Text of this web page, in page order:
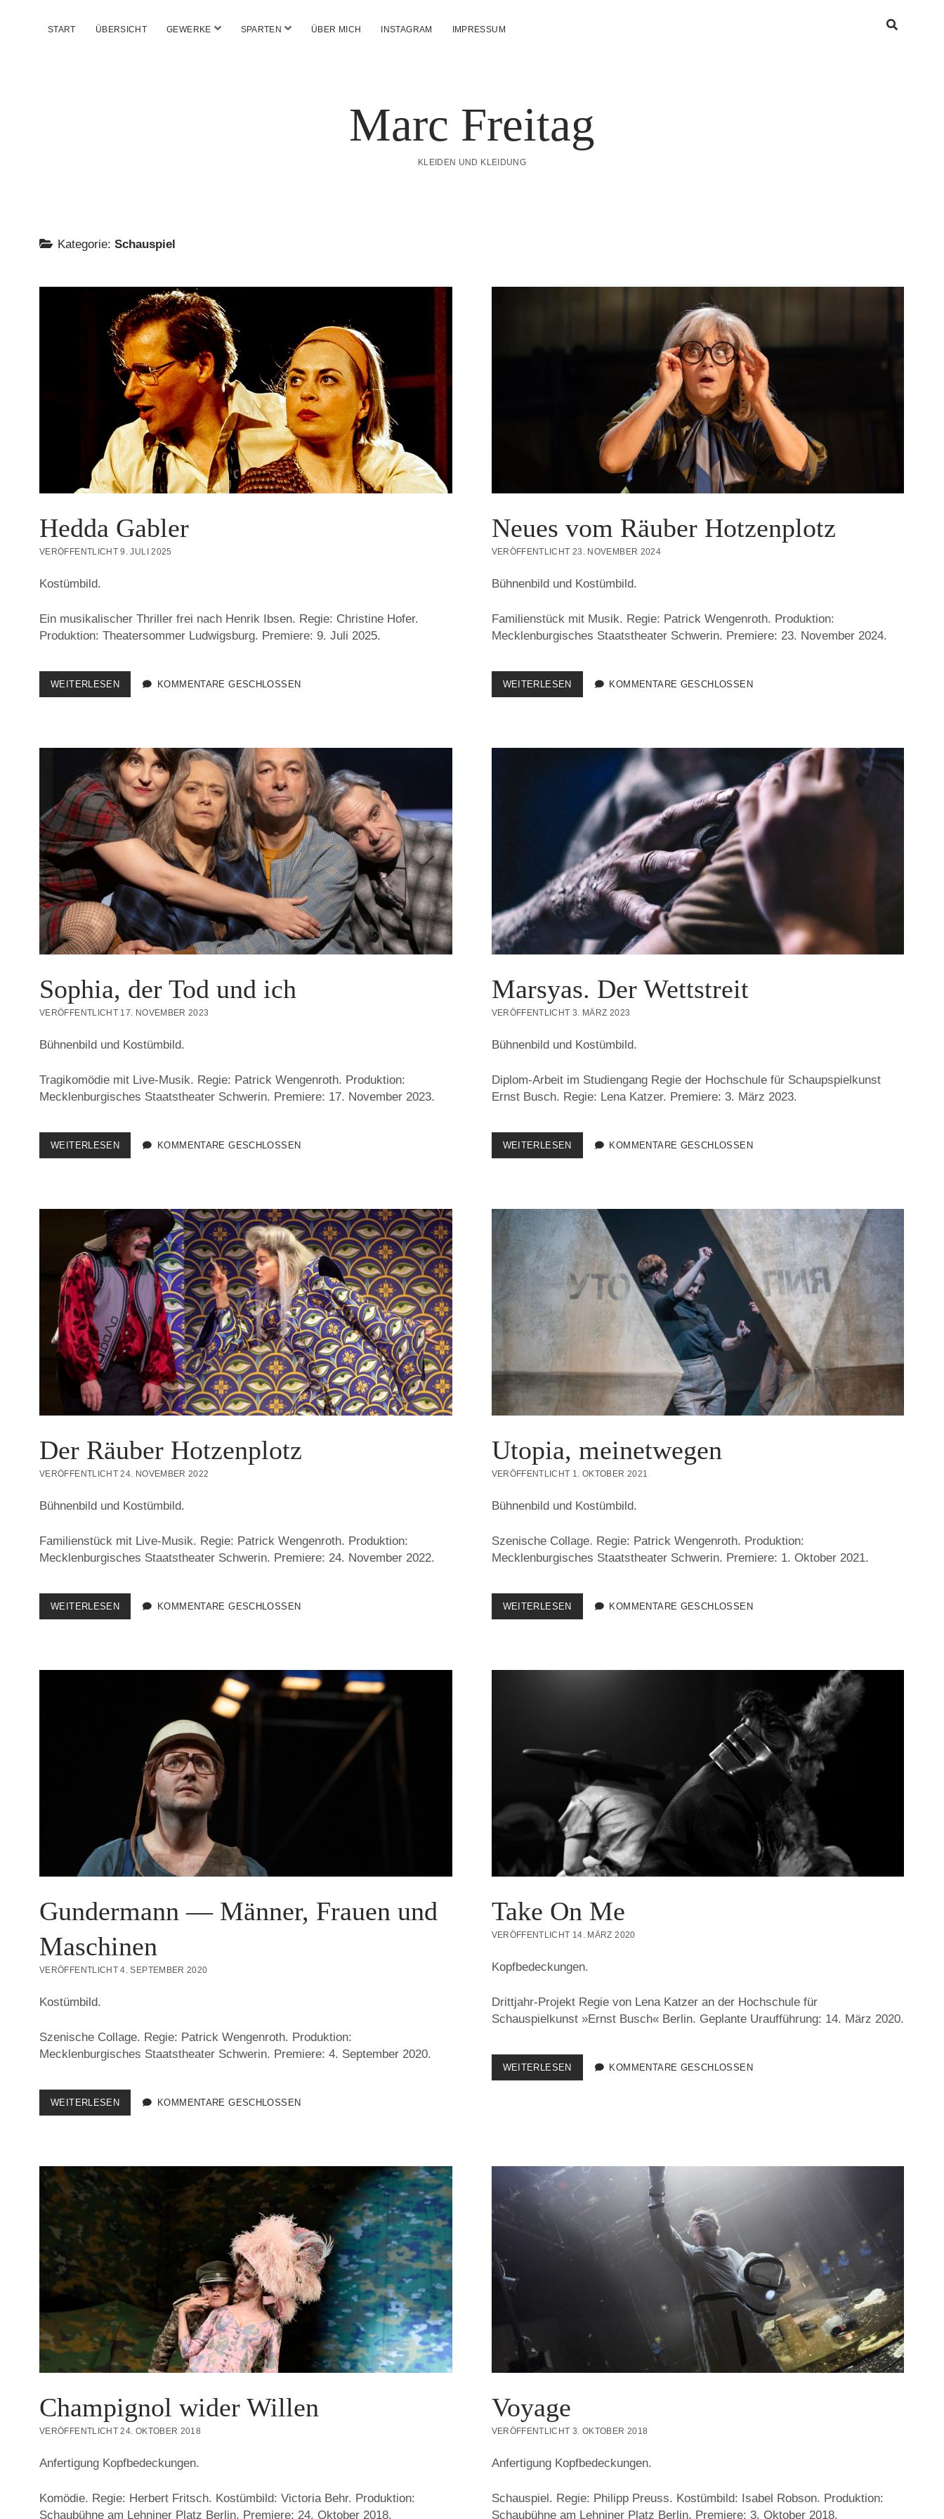
START ÜBERSICHT GEWERKE Menü SPARTEN MenüÜBER MICH INSTAGRAM IMPRESSUM
Marc Freitag
KLEIDEN UND KLEIDUNG
Kategorie: Schauspiel
Hedda Gabler
VERÖFFENTLICHT 9. JULI 2025
Kostümbild.
Ein musikalischer Thriller frei nach Henrik Ibsen. Regie: Christine Hofer.
Produktion: Theatersommer Ludwigsburg. Premiere: 9. Juli 2025.
WEITERLESENHEDDA
GABLER
KOMMENTARE GESCHLOSSEN
Neues vom Räuber Hotzenplotz
VERÖFFENTLICHT 23. NOVEMBER 2024
Bühnenbild und Kostümbild.
Familienstück mit Musik. Regie: Patrick Wengenroth. Produktion:
Mecklenburgisches Staatstheater Schwerin. Premiere: 23. November 2024.
WEITERLESENNEUES
VOM
KOMMENTARE GESCHLOSSEN
Sophia, der Tod und ich
VERÖFFENTLICHT 17. NOVEMBER 2023
Bühnenbild und Kostümbild.
Tragikomödie mit Live-Musik. Regie: Patrick Wengenroth. Produktion:
Mecklenburgisches Staatstheater Schwerin. Premiere: 17. November 2023.
WEITERLESENSOPHIA,
DER
KOMMENTARE GESCHLOSSEN
Marsyas. Der Wettstreit
VERÖFFENTLICHT 3. MÄRZ 2023
Bühnenbild und Kostümbild.
Diplom-Arbeit im Studiengang Regie der Hochschule für Schaupspielkunst
Ernst Busch. Regie: Lena Katzer. Premiere: 3. März 2023.
WEITERLESENMARSYAS.
DER
KOMMENTARE GESCHLOSSEN
Der Räuber Hotzenplotz
VERÖFFENTLICHT 24. NOVEMBER 2022
Bühnenbild und Kostümbild.
Familienstück mit Live-Musik. Regie: Patrick Wengenroth. Produktion:
Mecklenburgisches Staatstheater Schwerin. Premiere: 24. November 2022.
WEITERLESENDER
RÄUBER
KOMMENTARE GESCHLOSSEN
Utopia, meinetwegen
VERÖFFENTLICHT 1. OKTOBER 2021
Bühnenbild und Kostümbild.
Szenische Collage. Regie: Patrick Wengenroth. Produktion:
Mecklenburgisches Staatstheater Schwerin. Premiere: 1. Oktober 2021.
WEITERLESENUTOPIA,
MEINETWEGEN
KOMMENTARE GESCHLOSSEN
Gundermann — Männer, Frauen und
Maschinen
VERÖFFENTLICHT 4. SEPTEMBER 2020
Kostümbild.
Szenische Collage. Regie: Patrick Wengenroth. Produktion:
Mecklenburgisches Staatstheater Schwerin. Premiere: 4. September 2020.
WEITERLESENGUNDERMANN
—
MASCHINEN
KOMMENTARE GESCHLOSSEN
Take On Me
VERÖFFENTLICHT 14. MÄRZ 2020
Kopfbedeckungen.
Drittjahr-Projekt Regie von Lena Katzer an der Hochschule für
Schauspielkunst »Ernst Busch« Berlin. Geplante Uraufführung: 14. März 2020.
WEITERLESENTAKE
ON
KOMMENTARE GESCHLOSSEN
Champignol wider Willen
VERÖFFENTLICHT 24. OKTOBER 2018
Anfertigung Kopfbedeckungen.
Komödie. Regie: Herbert Fritsch. Kostümbild: Victoria Behr. Produktion:
Schaubühne am Lehniner Platz Berlin. Premiere: 24. Oktober 2018.
Voyage
VERÖFFENTLICHT 3. OKTOBER 2018
Anfertigung Kopfbedeckungen.
Schauspiel. Regie: Philipp Preuss. Kostümbild: Isabel Robson. Produktion:
Schaubühne am Lehniner Platz Berlin. Premiere: 3. Oktober 2018.